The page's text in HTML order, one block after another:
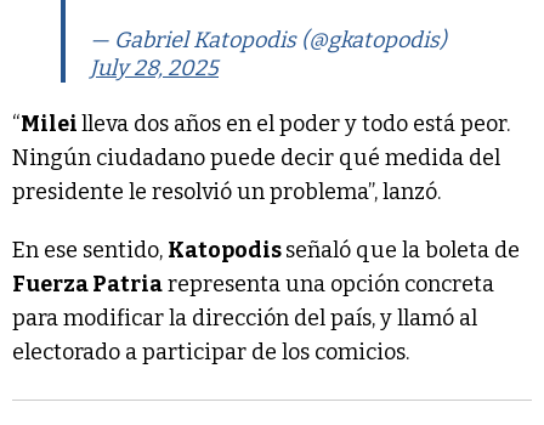
— Gabriel Katopodis (@gkatopodis)
July 28, 2025
“Mileilleva dos años en el poder y todo está peor.
Ningún ciudadano puede decir qué medida del
presidente le resolvió un problema”, lanzó.
En ese sentido, Katopodisseñaló que la boleta de
Fuerza Patriarepresenta una opción concreta
para modificar la dirección del país, y llamó al
electorado a participar de los comicios.